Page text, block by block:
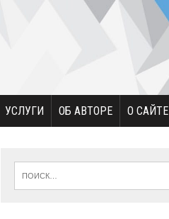
УСЛУГИ ОБ АВТОРЕ О САЙТЕ